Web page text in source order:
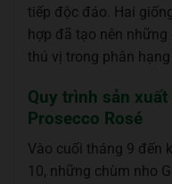
tiếp độc đáo. Hai
hợp đã tạo nên
thú vị trong phân hạng
Quy trình sản
Prosecco Rosé
Vào cuối tháng 9 đến
10, những chùm nho